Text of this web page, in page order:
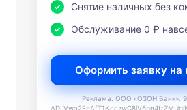
Снятие наличных без
Обслуживание 0 ₽
Оформить заявку на
Реклама. ООО «ОЗОН Банк».